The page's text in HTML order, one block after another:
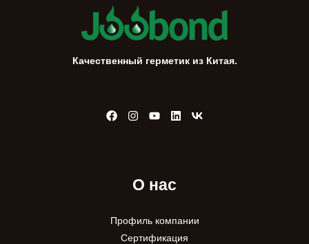
Качественный герметик из Китая.
О нас
Профиль компании
Сертификация